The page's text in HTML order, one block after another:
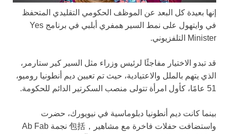
إنها بعيدة كل البعد عن الموظف الحكومي التقليدي المتحفظ
في وايتهول على نمط السير همفري أبلبي في برنامج Yes
Minister التلفزيوني.
قد تبدو الاختيار مفاجئًا لرئيس وزراء مثل السير كير ستارمر،
الذي يتهم بالملل والاعتيادية، حيث تم تعيين ديم أنطونيا روميو،
51 عامًا، كأول امرأة تتولى منصب السكرتير الدائم للحكومة.
بينما كانت ديم أنطونيا دبلوماسية في نيويورك، حضرت
واستضافت حفلات فاخرة مع مشاهير，包括 نجمة Ab Fab